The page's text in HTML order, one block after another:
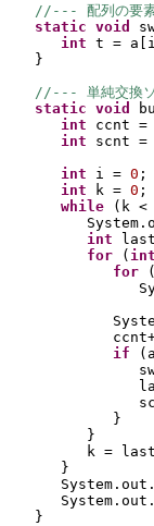
//--- 配列の要
static void
int t = a
}
//--- 単純交換
static void
int ccnt =
int scnt =
int i = 0 ;
int
k = 0
while
( k <
int
for
(
for
(
if
( a
}
}
k =
}
}